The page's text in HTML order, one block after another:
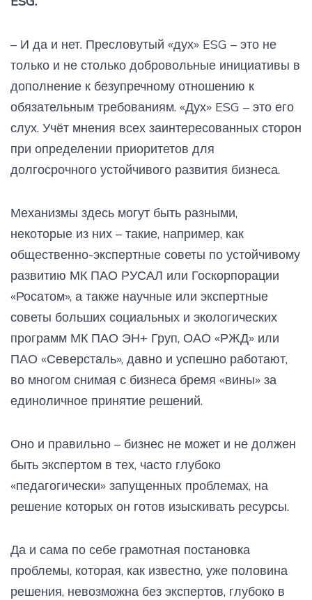
– И да и нет. Пресловутый «дух» ESG – это не
только и не столько добровольные инициативы в
дополнение к безупречному отношению к
обязательным требованиям. «Дух» ESG – это его
слух. Учёт мнения всех заинтересованных сторон
при определении приоритетов для
долгосрочного устойчивого развития бизнеса.
Механизмы здесь могут быть разными,
некоторые из них – такие, например, как
общественно-экспертные советы по устойчивому
развитию МК ПАО РУСАЛ или Госкорпорации
«Росатом», а также научные или экспертные
советы больших социальных и экологических
программ МК ПАО ЭН+ Груп, ОАО «РЖД» или
ПАО «Северсталь», давно и успешно работают,
во многом снимая с бизнеса бремя «вины» за
единоличное принятие решений.
Оно и правильно – бизнес не может и не должен
быть экспертом в тех, часто глубоко
«педагогически» запущенных проблемах, на
решение которых он готов изыскивать ресурсы.
Да и сама по себе грамотная постановка
проблемы, которая, как известно, уже половина
решения, невозможна без экспертов, глубоко в